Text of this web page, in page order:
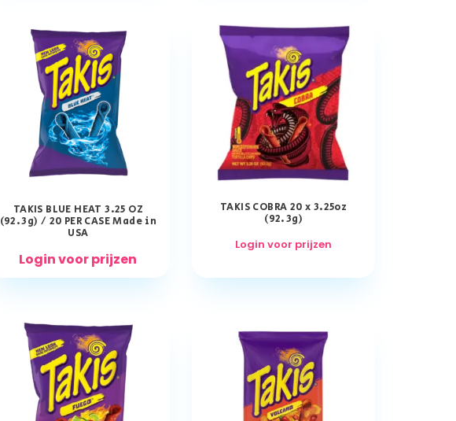
TAKIS BLUE HEAT 3.25 OZ
(92.3g) / 20 PER CASE Made in
USA
Login voor prijzen
TAKIS COBRA 20 x 3.25oz
(92.3g)
Login voor prijzen